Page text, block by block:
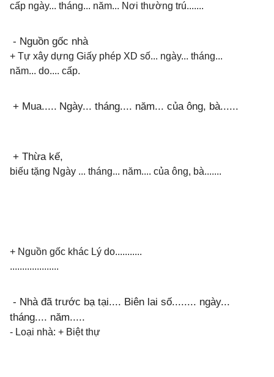
cấp ngày... tháng... năm... Nơi thường trú.......
- Nguồn gốc nhà
+ Tự xây dựng Giấy phép XD số... ngày... tháng...
năm... do.... cấp.
+ Mua..... Ngày... tháng.... năm... của ông, bà......
+ Thừa kế,
biếu tặng Ngày ... tháng... năm.... của ông, bà.......
+ Nguồn gốc khác Lý do...........
....................
- Nhà đã trước bạ tại.... Biên lai số........ ngày...
tháng.... năm.....
- Loại nhà: + Biệt thự